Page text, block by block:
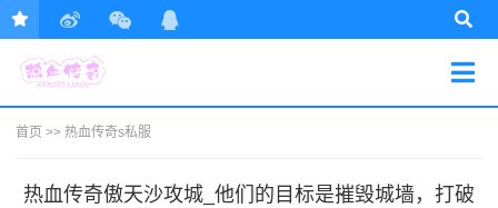
首页 >> 热血传奇s私服
热血传奇傲天沙攻城_他们的目标是摧毁城墙，打破